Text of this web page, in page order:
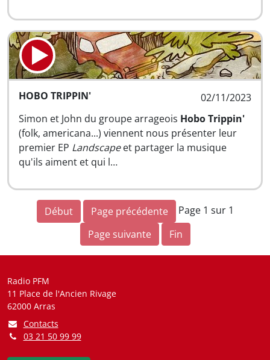
02/11/2023
HOBO TRIPPIN'
Simon et John du groupe arrageois Hobo Trippin'
(folk, americana...) viennent nous présenter leur
premier EP Landscapeet partager la musique
qu'ils aiment et qui l…
Début Page précédente
Page 1 sur 1
Page suivante
Fin
Radio PFM
11 Place de l'Ancien Rivage
62000 Arras
Contacts
03 21 50 99 99